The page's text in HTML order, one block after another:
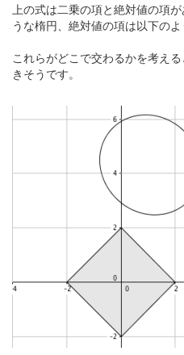
上の式は二乗の項と絶対値の項
うな楕円、絶対値の項は以下のよ
これらがどこで交わるかを考え
きそうです。